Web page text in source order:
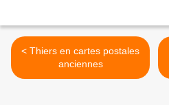
< Thiers en cartes postales
anciennes